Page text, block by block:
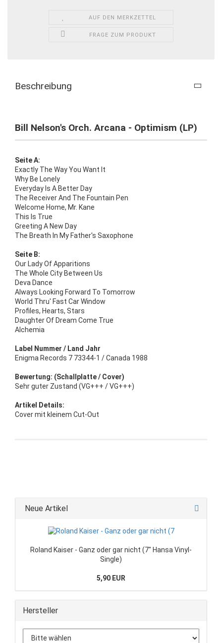
AUF DEN MERKZETTEL
FRAGE ZUM PRODUKT
Beschreibung
Bill Nelson's Orch. Arcana - Optimism (LP)
Seite A:
Exactly The Way You Want It
Why Be Lonely
Everyday Is A Better Day
The Receiver And The Fountain Pen
Welcome Home, Mr. Kane
This Is True
Greeting A New Day
The Breath In My Father's Saxophone
Seite B:
Our Lady Of Apparitions
The Whole City Between Us
Deva Dance
Always Looking Forward To Tomorrow
World Thru' Fast Car Window
Profiles, Hearts, Stars
Daughter Of Dream Come True
Alchemia
Label Nummer / Land Jahr
Enigma Records 7 73344-1 / Canada 1988
Bewertung: (Schallplatte / Cover)
Sehr guter Zustand (VG+++ / VG+++)
Artikel Details:
Cover mit kleinem Cut-Out
Neue Artikel
Roland Kaiser - Ganz oder gar nicht (7" Hansa Vinyl-
Single)
5,90 EUR
Hersteller